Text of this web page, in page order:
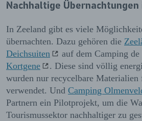
Nachhaltige Übernachtungen
In Zeeland gibt es viele
übernachten. Dazu gehören die
Deichsuiten
auf dem Camping de
Kortgene
. Diese sind völlig
wurden nur recycelbare Materialien
verwendet. Und Camping
Partnern ein Pilotprojekt, um die
Tourismussektor nachhaltiger zu